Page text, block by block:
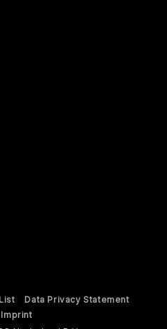
Data Privacy Statement
Imprint